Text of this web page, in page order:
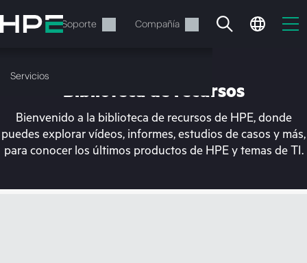
al
contenido
Servicios Soporte Compañía
Servicios
En estos momentos, tu
Biblioteca de recursos
Bienvenido a la biblioteca de recursos de HPE, donde
puedes explorar vídeos, informes, estudios de casos y más,
para conocer los últimos productos de HPE y temas de TI.